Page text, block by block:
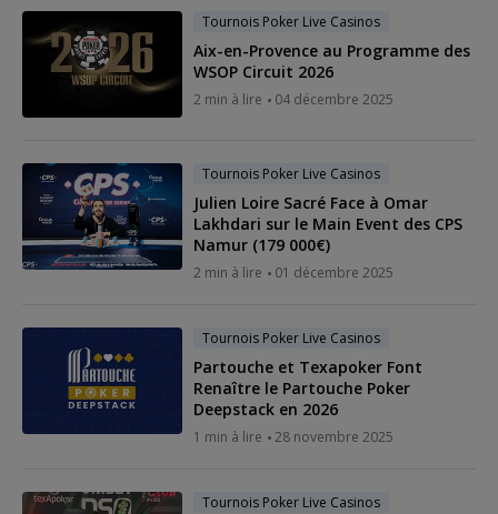
Tournois Poker Live Casinos
Aix-en-Provence au Programme des
WSOP Circuit 2026
2 min à lire 04 décembre 2025
Tournois Poker Live Casinos
Julien Loire Sacré Face à Omar
Lakhdari sur le Main Event des CPS
Namur (179 000€)
2 min à lire 01 décembre 2025
Tournois Poker Live Casinos
Partouche et Texapoker Font
Renaître le Partouche Poker
Deepstack en 2026
1 min à lire 28 novembre 2025
Tournois Poker Live Casinos